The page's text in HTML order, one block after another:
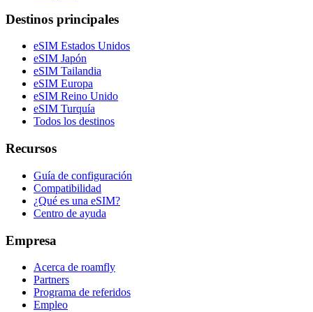
Destinos principales
eSIM Estados Unidos
eSIM Japón
eSIM Tailandia
eSIM Europa
eSIM Reino Unido
eSIM Turquía
Todos los destinos
Recursos
Guía de configuración
Compatibilidad
¿Qué es una eSIM?
Centro de ayuda
Empresa
Acerca de roamfly
Partners
Programa de referidos
Empleo